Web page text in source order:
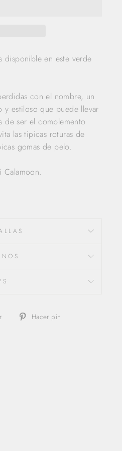
disponible en este verde
con el nombre, un
y estiloso que puede llevar
de ser el complemento
las tipicas roturas de
gomas de pelo.
Tuitear Hacer pin